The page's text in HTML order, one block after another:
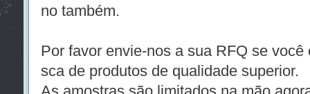
no também.
Por favor envie-nos a sua RFQ se
sca de produtos de qualidade superior.